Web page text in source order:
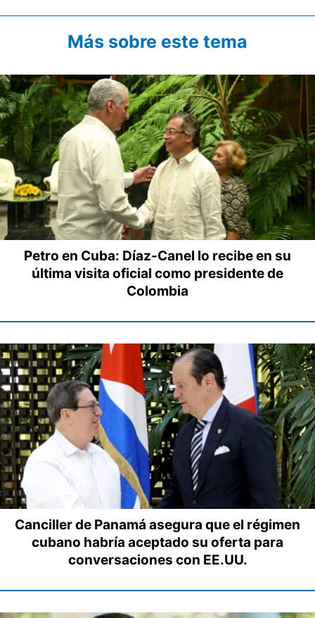
Más sobre este tema
Petro en Cuba: Díaz-Canel lo recibe en su
última visita oficial como presidente de
Colombia
Canciller de Panamá asegura que el régimen
cubano habría aceptado su oferta para
conversaciones con EE.UU.